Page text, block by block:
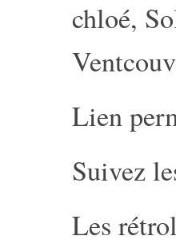
chloé,
Lien
Suivez
Les